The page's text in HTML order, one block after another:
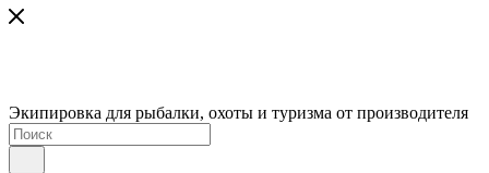
Экипировка для рыбалки, охоты и туризма от производителя